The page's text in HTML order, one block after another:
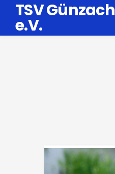
TSV Günzach
e.V.